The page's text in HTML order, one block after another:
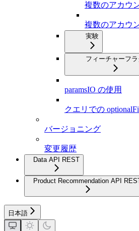
複数のアカウ
複数のアカウ
実験
フィーチャーフ
paramsIO の使用
クエリでの
バージョニング
変更履歴
Data API REST
Product Recommendation API
日本語